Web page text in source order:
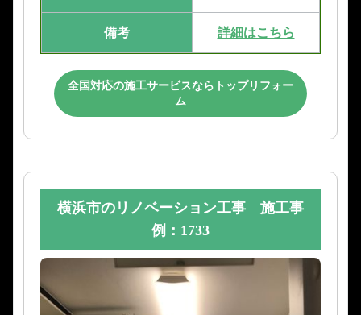
備考 詳細はこちら
全国対応の施工サービスならトップリフォー
ム
横浜市のリノベーション工事 施工事
例：1733